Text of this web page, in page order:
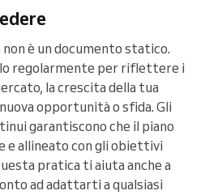
è un documento statico.
regolarmente per riflettere i
la crescita della tua
opportunità o sfida. Gli
garantiscono che il piano
e allineato con gli obiettivi
pratica ti aiuta anche a
ad adattarti a qualsiasi